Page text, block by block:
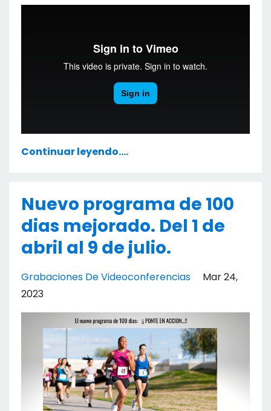
Continuar leyendo....
Nuevo programa de 100
dias mejorado. Del 1 de
abril al 9 de julio.
Grabaciones De Videoconferencias
Mar 24,
2023